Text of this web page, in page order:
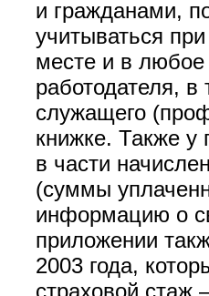
и гражданами,
учитываться
месте и в любое
работодателя,
служащего
книжке. Также у
в части
(суммы
информацию о
приложении
2003 года,
страховой стаж